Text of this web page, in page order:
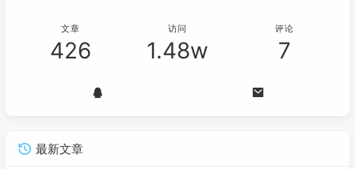
文章
426
访问
1.48w
评论
7
最新文章